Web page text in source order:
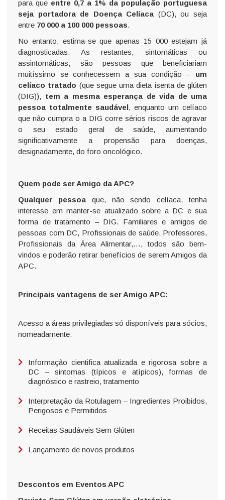
para que entre 0,7 a 1% da população portuguesa
seja portadora de Doença Celíaca (DC), ou seja
entre 70 000 a 100 000 pessoas.
No entanto, estima-se que apenas 15 000 estejam já
diagnosticadas. As restantes, sintomáticas ou
assintomáticas, são pessoas que beneficiariam
muitíssimo se conhecessem a sua condição – um
celíaco tratado (que segue uma dieta isenta de glúten
(DIG)), tem a mesma esperança de vida de uma
pessoa totalmente saudável, enquanto um celíaco
que não cumpra o a DIG corre sérios riscos de agravar
o seu estado geral de saúde, aumentando
significativamente a propensão para doenças,
designadamente, do foro oncológico.
Quem pode ser Amigo da APC?
Qualquer pessoaque, não sendo celíaca, tenha
interesse em manter-se atualizado sobre a DC e sua
forma de tratamento – DIG. Familiares e amigos de
pessoas com DC, Profissionais de saúde, Professores,
Profissionais da Área Alimentar,…, todos são bem-
vindos e poderão retirar benefícios de serem Amigos da
APC.
Principais vantagens de ser Amigo APC:
Acesso a áreas privilegiadas só disponíveis para sócios,
nomeadamente:
Informação cientifica atualizada e rigorosa sobre a
DC – sintomas (típicos e atípicos), formas de
diagnóstico e rastreio, tratamento
Interpretação da Rotulagem – Ingredientes Proibidos,
Perigosos e Permitidos
Receitas Saudáveis Sem Glúten
Lançamento de novos produtos
Descontos em Eventos APC